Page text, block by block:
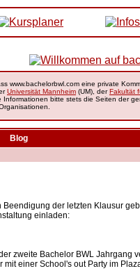
www.bachelorbwl.com eine private
Universität Mannheim (UM), derFakultät
Informationen bitte stets die Seiten der
Blog
der letzten Klausur
einladen:
zweite Bachelor BWL Jahrgang
einer School's out Party im